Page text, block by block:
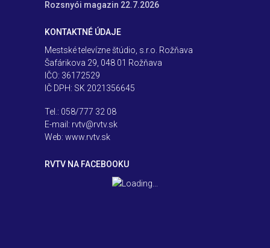
Rozsnyói magazin 22.7.2026
KONTAKTNÉ ÚDAJE
Mestské televízne štúdio, s.r.o. Rožňava
Šafárikova 29, 048 01 Rožňava
IČO: 36172529
IČ DPH: SK 2021356645
Tel.: 058/777 32 08
E-mail: rvtv@rvtv.sk
Web: www.rvtv.sk
RVTV NA FACEBOOKU